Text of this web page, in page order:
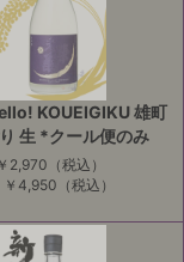
KOUEIGIKU 雄町
生 *クール便のみ
￥2,970 （税込）
￥4,950 （税込）